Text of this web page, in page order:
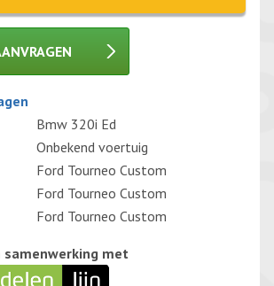
te laten.
Bmw 320i Ed
Onbekend voertuig
Ford Tourneo Custom
Ford Tourneo Custom
Ford Tourneo Custom
samenwerking met